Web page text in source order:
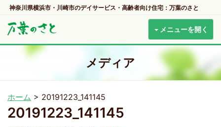
神奈川県横浜市・川崎市のデイサービス・高齢者向け住宅：万葉のさと
メニューを開く
メディア
ホーム > 20191223_141145
20191223_141145